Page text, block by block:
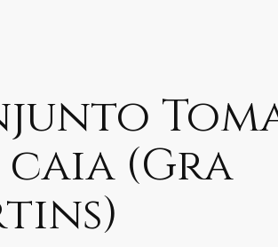
caia (Gra